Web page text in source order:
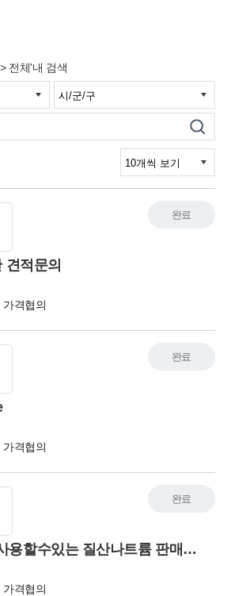
전체'내 검색
견적문의
가격협의
완료
가격협의
완료
식품첨가물로 사용할수있는 질산나트륨 판매처와 금액을 알고 싶습니다.
가격협의
완료